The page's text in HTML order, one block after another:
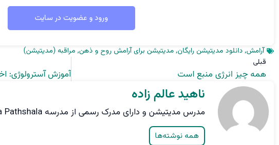
ورود و عضویت در سایت
آرامش, دانلود مدیتیشن رایگان, مدیتیشن برای آرامش روح و ذهن, مراقبه (مدیتیشن)
قبلی
همه چیز انرژی منبع است
ناهید عالم زاده
مدرس مدیتیشن و دارای مدرک رسمی از مدرسه Yoga Pathshala کشور نپال
همه نوشته‌ها